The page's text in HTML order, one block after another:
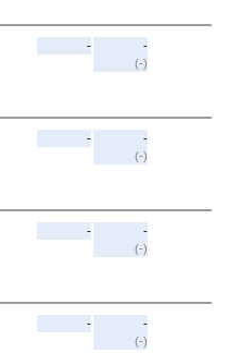
-
-
(-)
-
-
(-)
-
-
(-)
-
-
(-)